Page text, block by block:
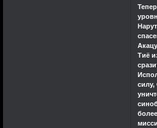
Тиё
силу,